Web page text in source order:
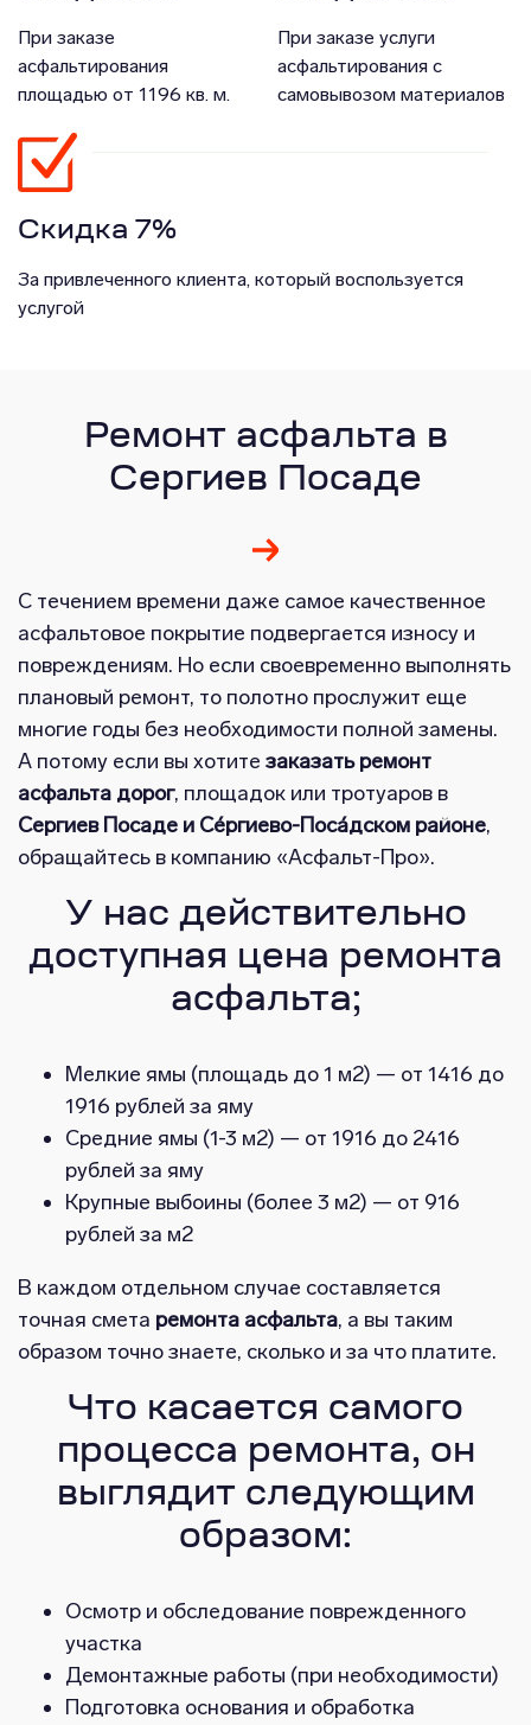
При заказе
асфальтирования
площадью от 1196 кв. м.
При заказе услуги
асфальтирования с
самовывозом материалов
Скидка 7%
За привлеченного клиента, который воспользуется
услугой
Ремонт асфальта в
Сергиев Посаде
С течением времени даже самое качественное
асфальтовое покрытие подвергается износу и
повреждениям. Но если своевременно выполнять
плановый ремонт, то полотно прослужит еще
многие годы без необходимости полной замены.
А потому если вы хотите заказать ремонт
асфальта дорог, площадок или тротуаров в
Сергиев Посаде и Се́ргиево-Поса́дском районе,
обращайтесь в компанию «Асфальт-Про».
У нас действительно
доступная цена ремонта
асфальта;
Мелкие ямы (площадь до 1 м2) — от 1416 до
1916 рублей за яму
Средние ямы (1-3 м2) — от 1916 до 2416
рублей за яму
Крупные выбоины (более 3 м2) — от 916
рублей за м2
В каждом отдельном случае составляется
точная смета ремонта асфальта, а вы таким
образом точно знаете, сколько и за что платите.
Что касается самого
процесса ремонта, он
выглядит следующим
образом:
Осмотр и обследование поврежденного
участка
Демонтажные работы (при необходимости)
Подготовка основания и обработка